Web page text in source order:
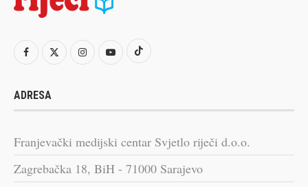
ADRESA
Franjevački medijski centar Svjetlo riječi d.o.o.
Zagrebačka 18, BiH - 71000 Sarajevo